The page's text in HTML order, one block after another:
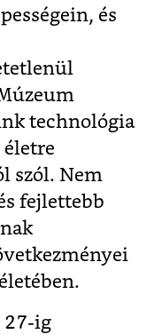
és
technológia
szól. Nem
fejlettebb
27-ig